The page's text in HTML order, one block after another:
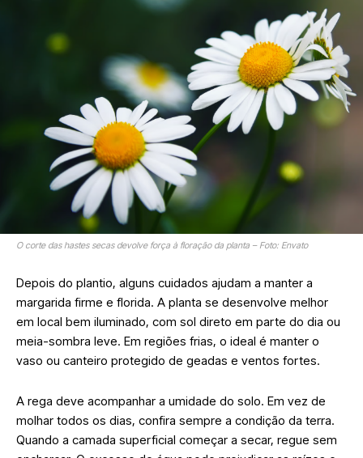
O corte das hastes secas devolve força à floração da planta – Foto: Envato
Depois do plantio, alguns cuidados ajudam a manter a
margarida firme e florida. A planta se desenvolve melhor
em local bem iluminado, com sol direto em parte do dia ou
meia-sombra leve. Em regiões frias, o ideal é manter o
vaso ou canteiro protegido de geadas e ventos fortes.
A rega deve acompanhar a umidade do solo. Em vez de
molhar todos os dias, confira sempre a condição da terra.
Quando a camada superficial começar a secar, regue sem